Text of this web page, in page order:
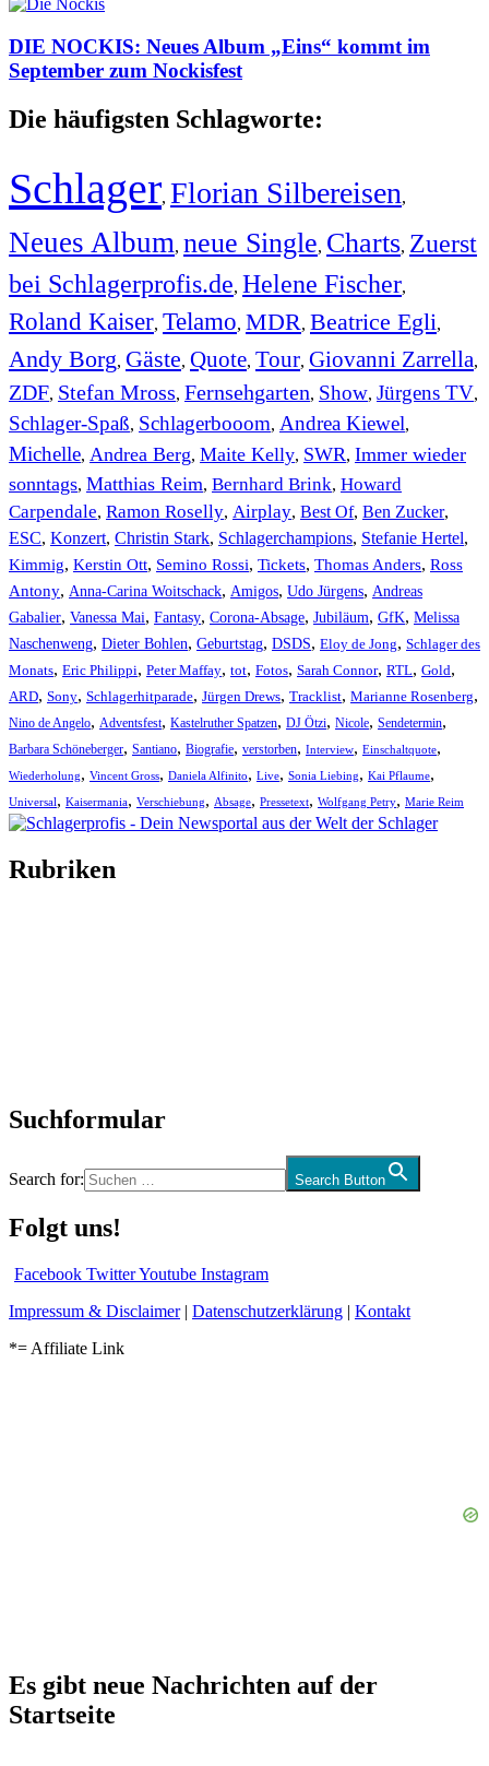
DIE NOCKIS: Neues Album „Eins“ kommt im
September zum Nockisfest
Die häufigsten Schlagworte:
Schlager, Florian Silbereisen,
Neues Album, neue Single, Charts, Zuerst
bei Schlagerprofis.de, Helene Fischer,
Roland Kaiser, Telamo, MDR, Beatrice Egli,
Andy Borg, Gäste, Quote, Tour, Giovanni Zarrella,
ZDF, Stefan Mross, Fernsehgarten, Show, Jürgens TV,
Schlager-Spaß, Schlagerbooom, Andrea Kiewel,
Michelle, Andrea Berg, Maite Kelly, SWR, Immer wieder
sonntags, Matthias Reim, Bernhard Brink, Howard
Carpendale, Ramon Roselly, Airplay, Best Of, Ben Zucker,
ESC, Konzert, Christin Stark, Schlagerchampions, Stefanie Hertel,
Kimmig, Kerstin Ott, Semino Rossi, Tickets, Thomas Anders, Ross
Antony, Anna-Carina Woitschack, Amigos, Udo Jürgens, Andreas
Gabalier, Vanessa Mai, Fantasy, Corona-Absage, Jubiläum, GfK, Melissa
Naschenweng, Dieter Bohlen, Geburtstag, DSDS, Eloy de Jong, Schlager des
Monats, Eric Philippi, Peter Maffay, tot, Fotos, Sarah Connor, RTL, Gold,
ARD, Sony, Schlagerhitparade, Jürgen Drews, Tracklist, Marianne Rosenberg,
Nino de Angelo, Adventsfest, Kastelruther Spatzen, DJ Ötzi, Nicole, Sendetermin,
Barbara Schöneberger, Santiano, Biografie, verstorben, Interview, Einschaltquote,
Wiederholung, Vincent Gross, Daniela Alfinito, Live, Sonia Liebing, Kai Pflaume,
Universal, Kaisermania, Verschiebung, Absage, Pressetext, Wolfgang Petry, Marie Reim
Rubriken
Suchformular
Search for: Search Button
Folgt uns!
Facebook TwitterYoutube Instagram
Impressum & Disclaimer| Datenschutzerklärung | Kontakt
*= Affiliate Link
Es gibt neue Nachrichten auf der
Startseite